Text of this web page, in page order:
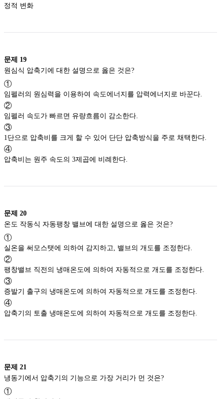
정적 변화
문제 19
①
임펠러의 원심력을 이용하여 속도에너지를 압력에너지로 바꾼다.
②
임펠러 속도가 빠르면 유량흐름이 감소한다.
③
1단으로 압축비를 크게 할 수 있어 단단 압축방식을 주로 채택한다.
④
압축비는 원주 속도의 3제곱에 비례한다.
문제 20
①
실온을 써모스탯에 의하여 감지하고, 밸브의 개도를 조정한다.
②
팽창밸브 직전의 냉매온도에 의하여 자동적으로 개도를 조정한다.
③
증발기 출구의 냉매온도에 의하여 자동적으로 개도를 조정한다.
④
압축기의 토출 냉매온도에 의하여 자동적으로 개도를 조정한다.
문제 21
①